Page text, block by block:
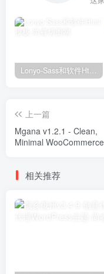
Lonyo-Sass和软件Html模板
上一篇
Mgana v1.2.1 - Clean,
Minimal WooCommerce
相关推荐